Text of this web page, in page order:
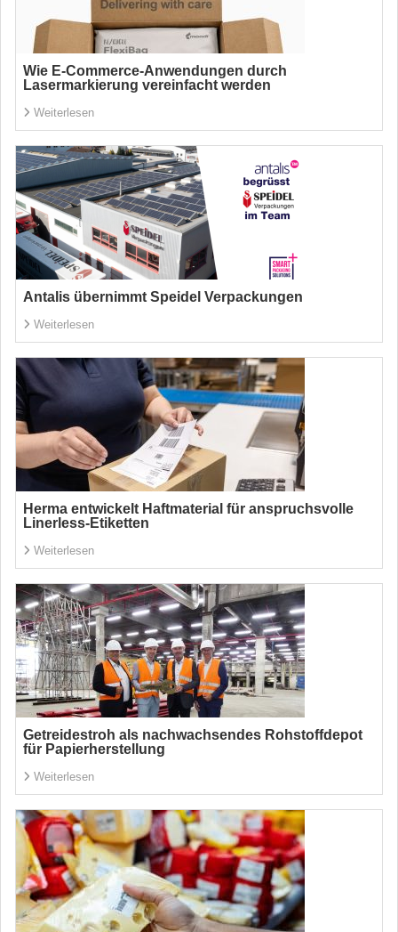
Wie E-Commerce-Anwendungen durch
Lasermarkierung vereinfacht werden
Weiterlesen
Antalis übernimmt Speidel Verpackungen
Weiterlesen
Herma entwickelt Haftmaterial für anspruchsvolle
Linerless-Etiketten
Weiterlesen
Getreidestroh als nachwachsendes Rohstoffdepot
für Papierherstellung
Weiterlesen